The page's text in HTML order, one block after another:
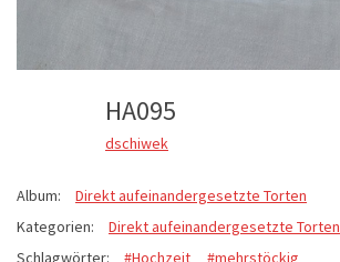
HA095
dschiwek
Album:
Direkt aufeinandergesetzte Torten
Kategorien:
Direkt aufeinandergesetzte Torten
Schlagwörter:
#Hochzeit #mehrstöckig